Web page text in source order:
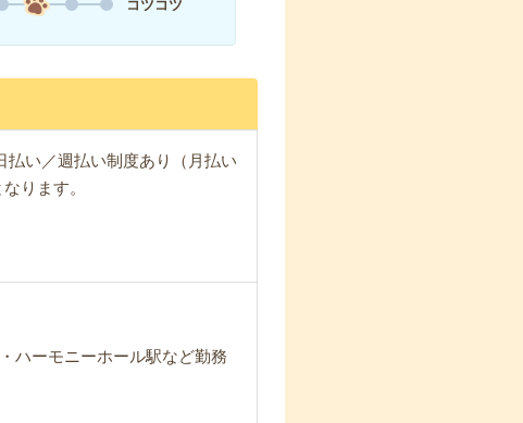
コツコツ
い／週払い制度あり（月払い
ります。
ハーモニーホール駅など勤務